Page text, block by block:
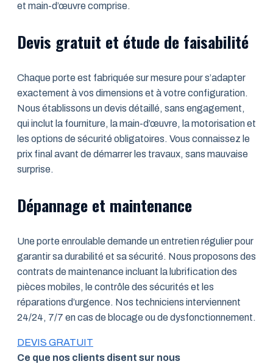
et main-d’œuvre comprise.
Devis gratuit et étude de faisabilité
Chaque porte est fabriquée sur mesure pour s’adapter
exactement à vos dimensions et à votre configuration.
Nous établissons un devis détaillé, sans engagement,
qui inclut la fourniture, la main-d’œuvre, la motorisation et
les options de sécurité obligatoires. Vous connaissez le
prix final avant de démarrer les travaux, sans mauvaise
surprise.
Dépannage et maintenance
Une porte enroulable demande un entretien régulier pour
garantir sa durabilité et sa sécurité. Nous proposons des
contrats de maintenance incluant la lubrification des
pièces mobiles, le contrôle des sécurités et les
réparations d’urgence. Nos techniciens interviennent
24/24, 7/7 en cas de blocage ou de dysfonctionnement.
DEVIS GRATUIT
Ce que nos clients disent sur nous